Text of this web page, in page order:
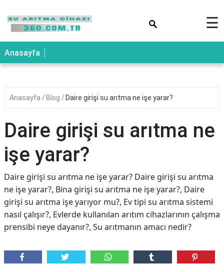
☰
Anasayfa
Anasayfa Blog Daire girişi su arıtma ne işe yarar?
Daire girişi su arıtma ne
işe yarar?
Daire girişi su arıtma ne işe yarar? Daire girişi su arıtma
ne işe yarar?, Bina girişi su arıtma ne işe yarar?, Daire
girişi su arıtma işe yarıyor mu?, Ev tipi su arıtma sistemi
nasıl çalışır?, Evlerde kullanılan arıtım cihazlarının çalışma
prensibi neye dayanır?, Su arıtmanın amacı nedir?